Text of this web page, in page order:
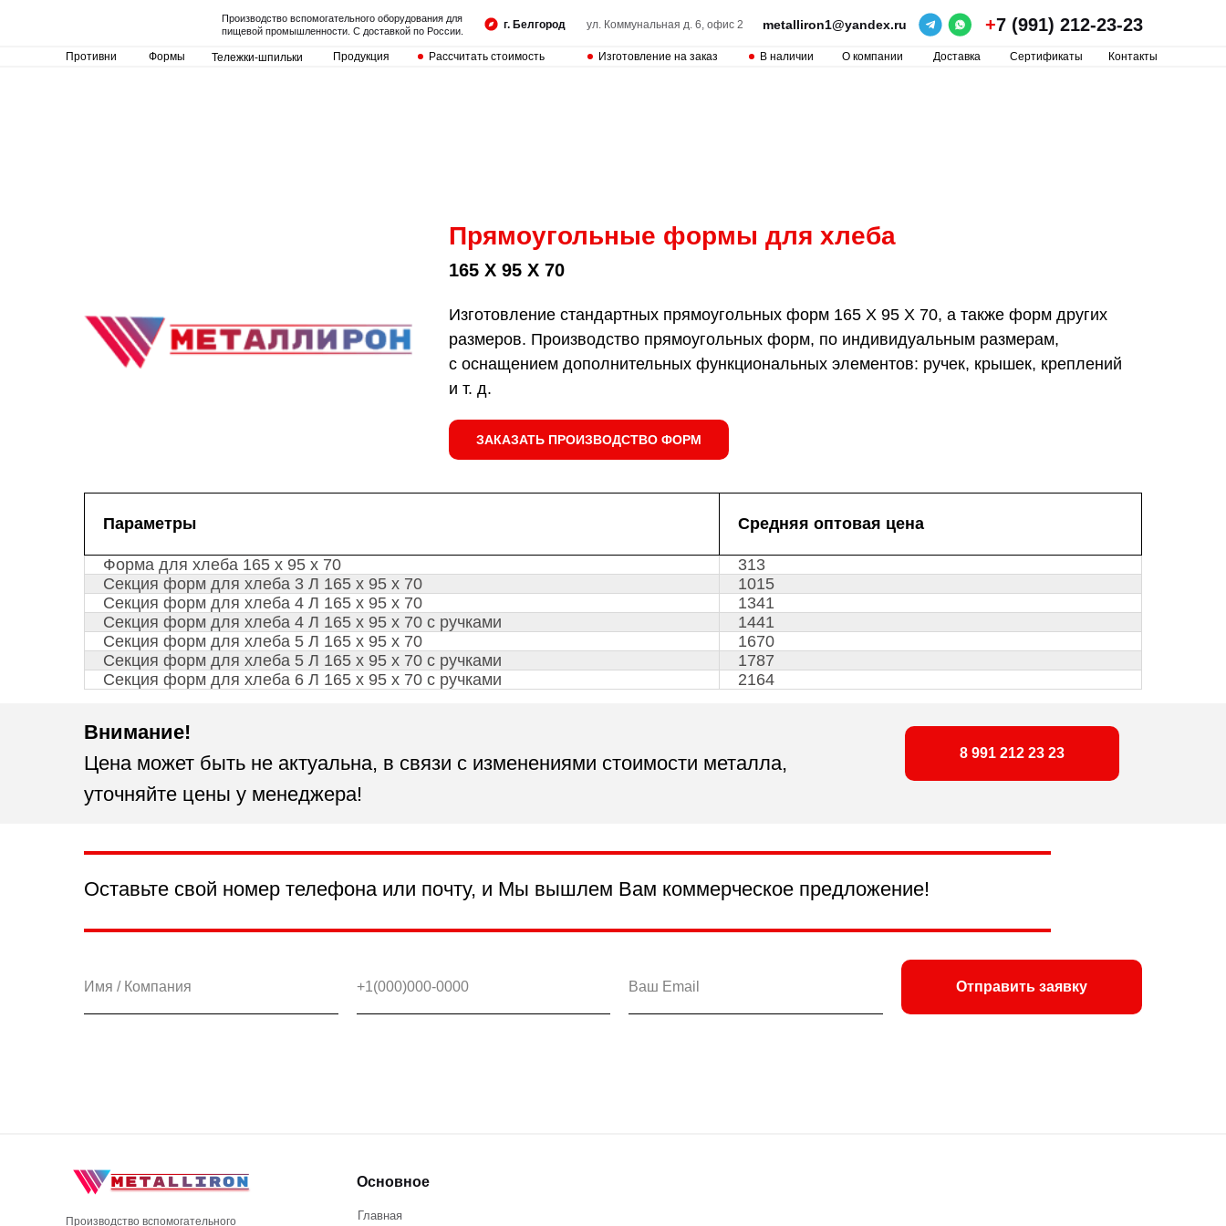
ул. Коммунальная д. 6, офис 2 +7 (991) 212-23-23
metalliron1@yandex.ru
Противни Формы Продукция Рассчитать стоимость Изготовление на заказ Доставка Сертификаты Контакты
г. Белгород
О компании
Тележки-шпильки В наличии
Производство вспомогательного оборудования для
пищевой промышленности. С доставкой по России.
Прямоугольные формы для хлеба
165 Х 95 Х 70
Изготовление стандартных прямоугольных форм 165 Х 95 Х 70, а также форм других
размеров. Производство прямоугольных форм, по индивидуальным размерам,
с оснащением дополнительных функциональных элементов: ручек, крышек, креплений
и т. д.
ЗАКАЗАТЬ ПРОИЗВОДСТВО ФОРМ
Параметры Средняя оптовая цена
Форма для хлеба 165 х 95 х 70
313
Секция форм для хлеба 3 Л 165 х 95 х 70
1015
Секция форм для хлеба 4 Л 165 х 95 х 70
1341
Секция форм для хлеба 4 Л 165 х 95 х 70 с ручками
1441
Секция форм для хлеба 5 Л 165 х 95 х 70
1670
Секция форм для хлеба 5 Л 165 х 95 х 70 с ручками
1787
Секция форм для хлеба 6 Л 165 х 95 х 70 с ручками
2164
Внимание!
Цена может быть не актуальна, в связи с изменениями стоимости металла,
уточняйте цены у менеджера!
8 991 212 23 23
Оставьте свой номер телефона или почту, и Мы вышлем Вам коммерческое предложение!
Отправить заявку
Производство вспомогательного
Основное
Главная